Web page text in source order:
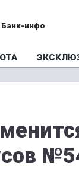
Банк-инфо